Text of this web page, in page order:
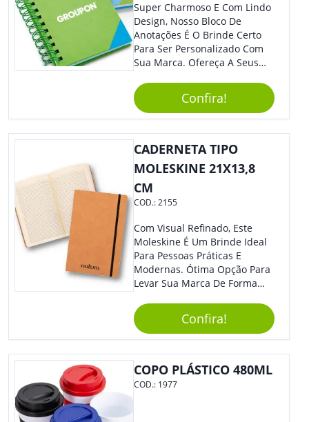
Super Charmoso E Com Lindo
Design, Nosso Bloco De
Anotações É O Brinde Certo
Para Ser Personalizado Com
Sua Marca. Ofereça A Seus
Dúvidas Eles Irão Adorar.
Confira!
CADERNETA TIPO
MOLESKINE 21X13,8
CM
COD.:2155
Com Visual Refinado, Este
Moleskine É Um Brinde Ideal
Para Pessoas Práticas E
Modernas. Ótima Opção Para
Levar Sua Marca De Forma
Sua Empresa Em Eventos,
Reuniões Corporativas Ou Até
Mesmo Para Presentear
Colaboradores E Parceiros De
Sua Empresa.
Confira!
COPO PLÁSTICO 480ML
COD.: 1977